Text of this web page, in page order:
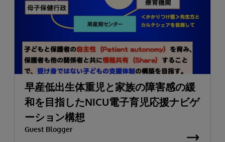
早産低出生体重児と家族の障害感の緩
和を目指したNICU電子育児応援ナビゲ
ーション構想
Guest Blogger